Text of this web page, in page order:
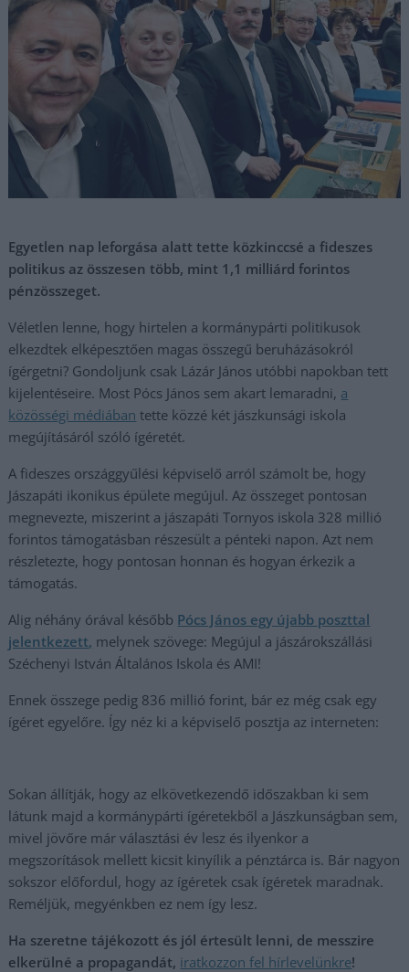
Egyetlen nap leforgása alatt tette közkinccsé a fideszes
politikus az összesen több, mint 1,1 milliárd forintos
pénzösszeget.
Véletlen lenne, hogy hirtelen a kormánypárti politikusok
elkezdtek elképesztően magas összegű beruházásokról
ígérgetni? Gondoljunk csak Lázár János utóbbi napokban tett
kijelentéseire. Most Pócs János sem akart lemaradni, a
közösségi médiában tette közzé két jászkunsági iskola
megújításáról szóló ígéretét.
A fideszes országgyűlési képviselő arról számolt be, hogy
Jászapáti ikonikus épülete megújul. Az összeget pontosan
megnevezte, miszerint a jászapáti Tornyos iskola 328 millió
forintos támogatásban részesült a pénteki napon. Azt nem
részletezte, hogy pontosan honnan és hogyan érkezik a
támogatás.
Alig néhány órával később Pócs János egy újabb poszttal
jelentkezett, melynek szövege: Megújul a jászárokszállási
Széchenyi István Általános Iskola és AMI!
Ennek összege pedig 836 millió forint, bár ez még csak egy
ígéret egyelőre. Így néz ki a képviselő posztja az interneten:
Sokan állítják, hogy az elkövetkezendő időszakban ki sem
látunk majd a kormánypárti ígéretekből a Jászkunságban sem,
mivel jövőre már választási év lesz és ilyenkor a
megszorítások mellett kicsit kinyílik a pénztárca is. Bár nagyon
sokszor előfordul, hogy az ígéretek csak ígéretek maradnak.
Reméljük, megyénkben ez nem így lesz.
Ha szeretne tájékozott és jól értesült lenni, de messzire
elkerülné a propagandát, iratkozzon fel hírlevelünkre!